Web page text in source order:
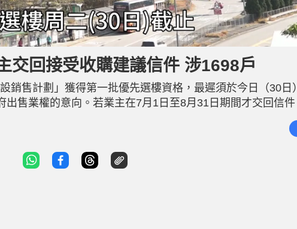
交回接受收購建議信件 涉1698戶
銷售計劃」獲得第一批優先選樓資格，最遲須於今日（30日
售業權的意向。若業主在7月1日至8月31日期間才交回信件
至今日上午，宏福苑A至H座合共有1,698戶已經簽署並交回
閣交表率達87.5% 其中，A至G座合共有1,481戶